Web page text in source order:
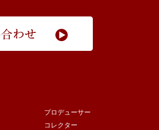
プロデューサー
コレクター